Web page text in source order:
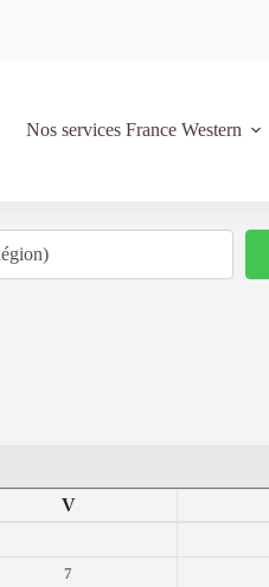
Nos services France Western
V
7